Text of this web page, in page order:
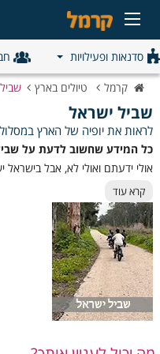
סדנאות ופעילויות
קרמל טיולים בארץ
שביל ישראל
לראות את יופיה של הארץ
כל המידע שחשוב לדעת על
בכל חלקי הארץ מצפון ועד דרום,
והנחלים שלו, יורד לכינרת ממשיך
בואכה ירושלים דרך יישובי הדרום,
לאוהבי ההליכה ויש בו חלקים
ונעימים המתאימים כמעט לכולם.
קרא עוד